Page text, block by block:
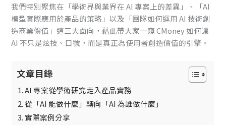
我們特別聚焦在「學術界與業界在 AI 專案上的差異」、「AI
模型實際應用於產品的策略」以及「團隊如何運用 AI 技術創
造商業價值」這三大面向，藉此帶大家一窺 CMoney 如何讓
AI 不只是炫技、口號，而是真正為使用者創造價值的引擎。
文章目錄
AI 專案從學術研究走入產品實務
從「AI 能做什麼」轉向「AI 為誰做什麼」
實際案例分享